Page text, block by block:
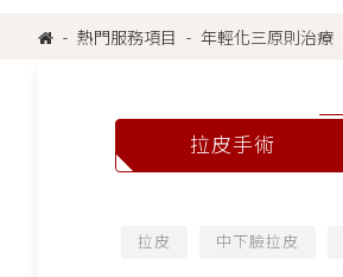
熱門服務項目 年輕化三原則治療
拉皮手術
拉皮 中下臉拉皮